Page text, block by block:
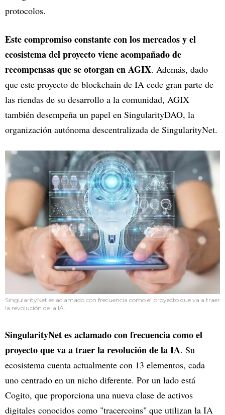
protocolos.
Este compromiso constante con los mercados y el
ecosistema del proyecto viene acompañado de
recompensas que se otorgan en AGIX. Además, dado
que este proyecto de blockchain de IA cede gran parte de
las riendas de su desarrollo a la comunidad, AGIX
también desempeña un papel en SingularityDAO, la
organización autónoma descentralizada de SingularityNet.
SingularityNet es aclamado con frecuencia como el proyecto que va a traer
la revolución de la IA.
SingularityNet es aclamado con frecuencia como el
proyecto que va a traer la revolución de la IA. Su
ecosistema cuenta actualmente con 13 elementos, cada
uno centrado en un nicho diferente. Por un lado está
Cogito, que proporciona una nueva clase de activos
digitales conocidos como "tracercoins" que utilizan la IA